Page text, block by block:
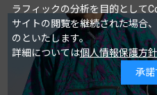
ラフィックの分析を目的として
サイトの閲覧を継続された場合
のといたします。
詳細については個人情報保護方針
承諾